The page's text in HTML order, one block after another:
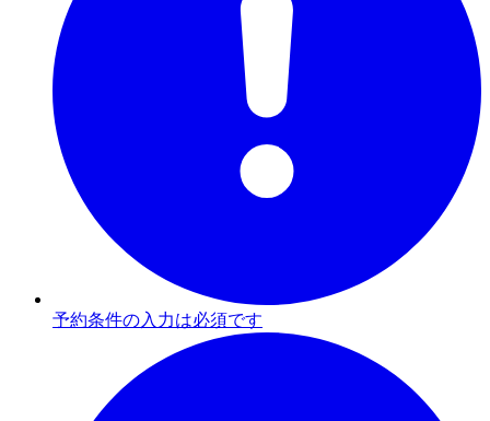
予約条件の入力は必須です